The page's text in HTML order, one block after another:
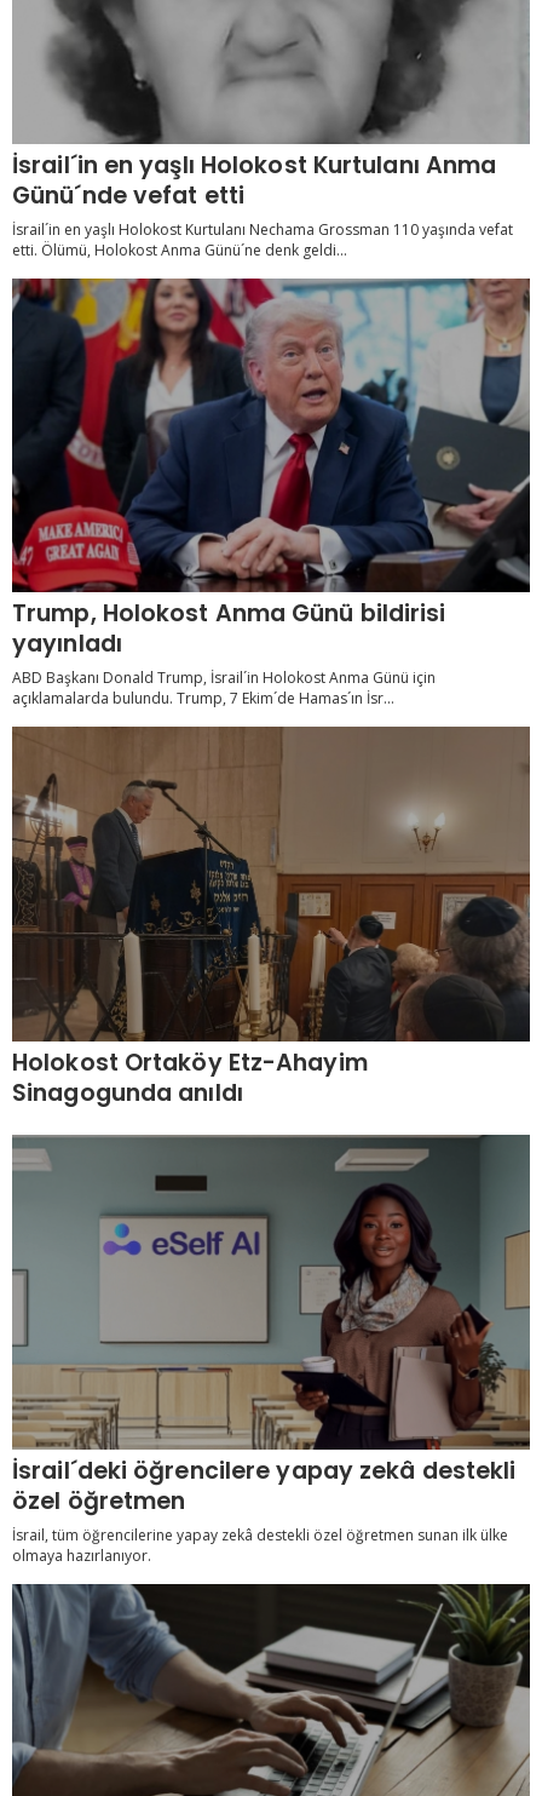
İsrail´in en yaşlı Holokost Kurtulanı Anma
Günü´nde vefat etti
İsrail´in en yaşlı Holokost Kurtulanı Nechama Grossman 110 yaşında vefat
etti. Ölümü, Holokost Anma Günü´ne denk geldi...
Trump, Holokost Anma Günü bildirisi
yayınladı
ABD Başkanı Donald Trump, İsrail´in Holokost Anma Günü için
açıklamalarda bulundu. Trump, 7 Ekim´de Hamas´ın İsr...
Holokost Ortaköy Etz-Ahayim
Sinagogunda anıldı
İsrail´deki öğrencilere yapay zekâ destekli
özel öğretmen
İsrail, tüm öğrencilerine yapay zekâ destekli özel öğretmen sunan ilk ülke
olmaya hazırlanıyor.